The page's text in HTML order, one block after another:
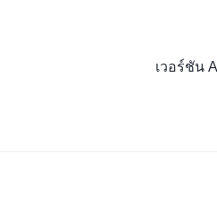
เวอร์ชัน